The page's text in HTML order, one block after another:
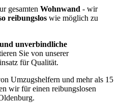
gesamten Wohnwand - wir
reibungslos wie möglich zu
unverbindliche
Sie von unserer
für Qualität.
Umzugshelfern und mehr als 15
wir für einen reibungslosen